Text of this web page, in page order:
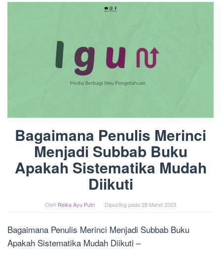
Bagaimana Penulis Merinci
Menjadi Subbab Buku
Apakah Sistematika Mudah
Diikuti
Oleh Reika Ayu Putri Diposting pada 28 Maret 2023
Bagaimana Penulis Merinci Menjadi Subbab Buku
Apakah Sistematika Mudah Diikuti –